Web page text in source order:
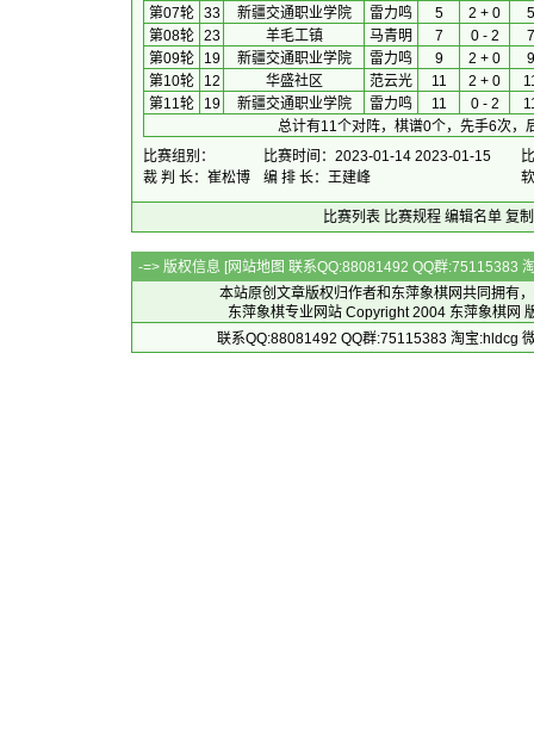
第07轮 33 新疆交通职业学院 雷力鸣 5 2 + 0
5
第08轮 23 羊毛工镇 马青明 7 0 - 2
7
第09轮
19 新疆交通职业学院 雷力鸣 9 2 + 0
9
第10轮
12 华盛社区 范云光 11 2 + 0
第11轮
19 新疆交通职业学院 雷力鸣 11 0 - 2
总计有11个对阵，棋谱0个，先手6次
比赛组别：
比赛时间：2023-01-14 2023-01-15
裁 判 长：崔松博
编 排 长：王建峰
比赛列表 比赛规程 编辑名单 复
-=> 版权信息 [网站地图 联系QQ:88081492 QQ群:75115383
本站原创文章版权归作者和 东萍象棋网共同拥有
东萍象棋专业网站 Copyright 2004 东萍象棋网
联系QQ:88081492 QQ群:75115383 淘宝:hldcg